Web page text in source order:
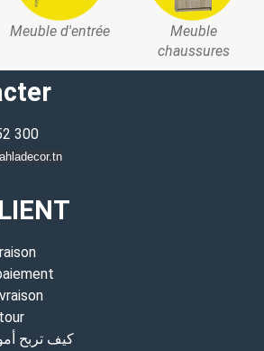
Meuble d'entrée
Meuble
chaussures
300
كيف تربح